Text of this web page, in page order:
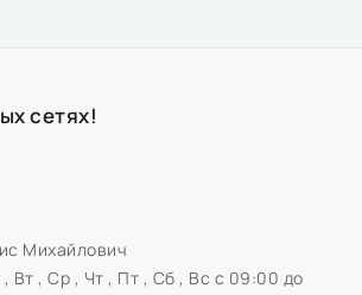
сетях!
Михайлович
, Вт , Ср , Чт , Пт , Сб , Вс c 09:00 до